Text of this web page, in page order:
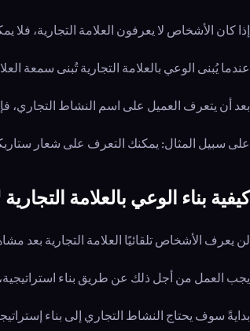
إذا كان الأشخاص لا يعرفون العلامة التجارية،
عندما يُبنى الوعي بالعلامة التجارية تُبنى سمعة
بعد أن يتعرف العميل على اسم النشاط التجاري،
على سبيل المثال: يمكنك التعرف على شعار
كيفية بناء الوعي بالعلامة
لن يعرف الأشخاص تلقائيًا العلامة التجارية بعد
يجب العمل من أجل ذلك عن طريق بناء
بدايةً سوف يحتاج النشاط التجاري إلى بناء